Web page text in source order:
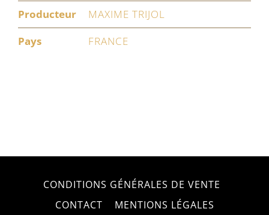
Producteur
MAXIME TRIJOL
Pays
FRANCE
CONDITIONS GÉNÉRALES DE VENTE
CONTACT
MENTIONS LÉGALES